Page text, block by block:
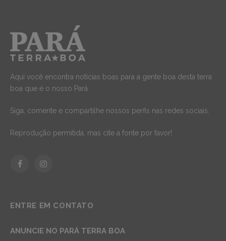
Aqui você encontra notícias boas para a gente boa desta terra
boa que é o nosso Pará.
Siga, comente e compartilhe nossos perfis nas redes sociais.
Reprodução permitida, mas cite a fonte por favor!
FacebookInstagram
ENTRE EM CONTATO
ANUNCIE NO PARÁ TERRA BOA